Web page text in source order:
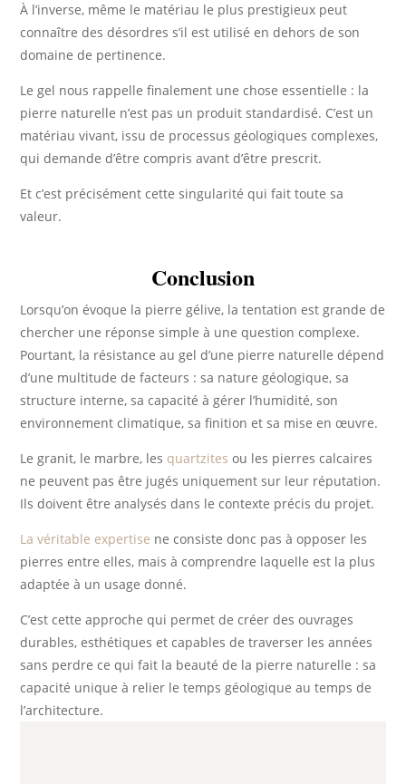
À l’inverse, même le matériau le plus prestigieux peut
connaître des désordres s’il est utilisé en dehors de son
domaine de pertinence.
Le gel nous rappelle finalement une chose essentielle : la
pierre naturelle n’est pas un produit standardisé. C’est un
matériau vivant, issu de processus géologiques complexes,
qui demande d’être compris avant d’être prescrit.
Et c’est précisément cette singularité qui fait toute sa
valeur.
Conclusion
Lorsqu’on évoque la pierre gélive, la tentation est grande de
chercher une réponse simple à une question complexe.
Pourtant, la résistance au gel d’une pierre naturelle dépend
d’une multitude de facteurs : sa nature géologique, sa
structure interne, sa capacité à gérer l’humidité, son
environnement climatique, sa finition et sa mise en œuvre.
Le granit, le marbre, les quartzites ou les pierres calcaires
ne peuvent pas être jugés uniquement sur leur réputation.
Ils doivent être analysés dans le contexte précis du projet.
La véritable expertise ne consiste donc pas à opposer les
pierres entre elles, mais à comprendre laquelle est la plus
adaptée à un usage donné.
C’est cette approche qui permet de créer des ouvrages
durables, esthétiques et capables de traverser les années
sans perdre ce qui fait la beauté de la pierre naturelle : sa
capacité unique à relier le temps géologique au temps de
l’architecture.